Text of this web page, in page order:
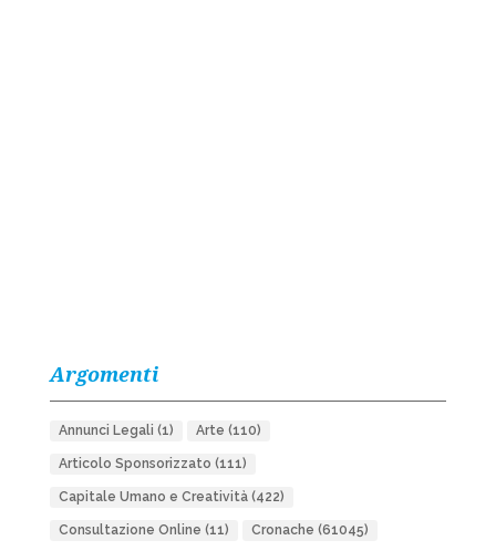
Argomenti
Annunci Legali (1) Arte (110)
Articolo Sponsorizzato (111)
Capitale Umano e Creatività(422)
Consultazione Online (11) Cronache (61045)